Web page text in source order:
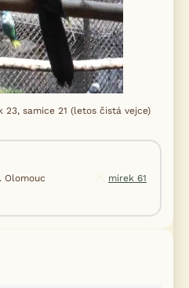
23, samice 21 (letos čistá vejce)
Olomouc
mirek 61